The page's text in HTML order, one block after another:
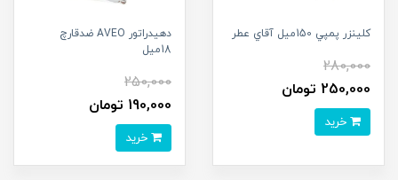
کلينزر پمپي 150ميل آقاي عطر
280,000
250,000 تومان
دهيدراتور AVEO ضدقارچ
18ميل
250,000
190,000 تومان